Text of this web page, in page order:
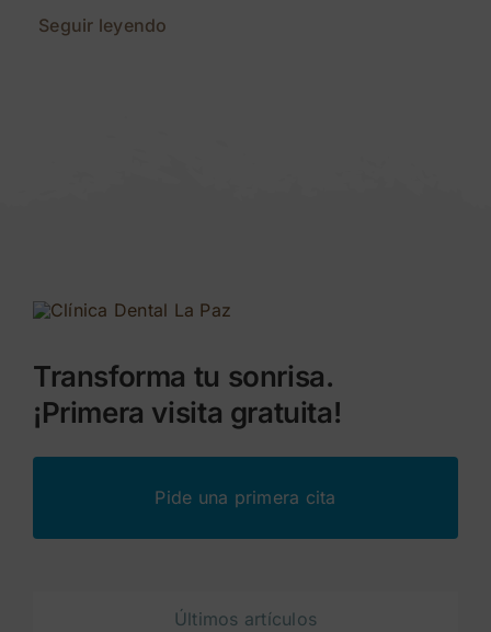
Seguir leyendo
Transforma tu sonrisa.
¡Primera visita gratuita!
Pide una primera cita
Últimos artículos